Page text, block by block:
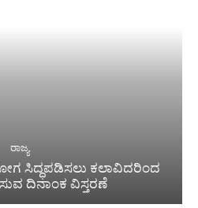
ರಾಜ್ಯ
ಸಿದ್ಧಪಡಿಸಲು ಕಲಾವಿದರಿಂದ
ದಿನಾಂಕ ವಿಸ್ತರಣೆ